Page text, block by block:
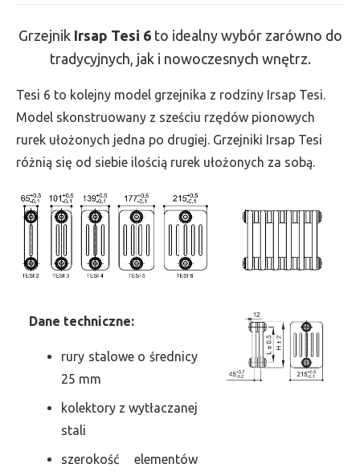
-
wys.
765,
szer.
180,
562
Grzejnik Irsap Tesi 6to idealny wybór zarówno do
tradycyjnych, jak i nowoczesnych wnętrz.
Tesi 6 to kolejny model grzejnika z rodziny Irsap Tesi.
Model skonstruowany z sześciu rzędów pionowych
rurek ułożonych jedna po drugiej. Grzejniki Irsap Tesi
różnią się od siebie ilością rurek ułożonych za sobą.
Dane techniczne:
rury stalowe o średnicy
25 mm
kolektory z wytłaczanej
stali
szerokość elementów